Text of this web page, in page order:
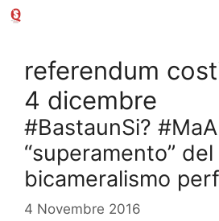
Vai
referendum
4 dicembre
#BastaunSi?
“superamento” del
bicameralismo
4 Novembre 2016